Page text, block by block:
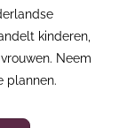
kinderen,
Neem
plannen.